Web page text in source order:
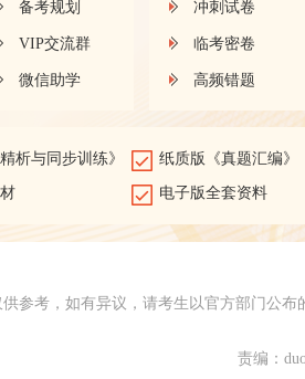
备考规划
VIP交流群
微信助学
冲刺试卷
临考密卷
高频错题
析与同步训练》 纸质版《真题汇编》
电子版全套资料
参考，如有异议，请考生以官方部门公布
责编：